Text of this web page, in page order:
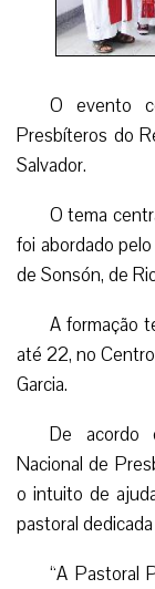
O evento
Presbíteros do
Salvador.
O tema
foi abordado
de Sonsón, de
A formação
até 22, no
Garcia.
De acordo
Nacional de
o intuito de
pastoral
“A Pastoral